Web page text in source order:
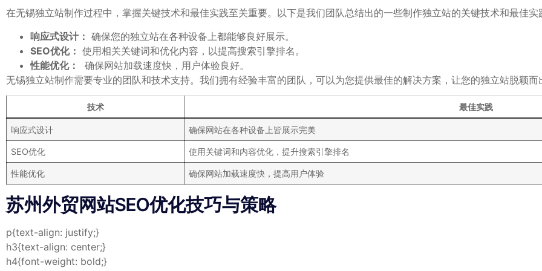
在无锡独立站制作过程中，掌握关键技术和最佳实践至关重要。以下是我们团队总结出的一些制作独立站的关键技术和最佳实
响应式设计： 确保您的独立站在各种设备上都能够良好展示。
SEO优化： 使用相关关键词和优化内容，以提高搜索引擎排名。
性能优化：
⁤ 确保网站加载速度快，用户体验良好。
无锡独立站制作需要专业的团队和技术支持。我们拥有经验丰富的团队，可以为您提供最佳的解决方案，让您的独立站脱颖而
技术 最佳实践
响应式设计 确保网站在各种设备上皆展示完美
SEO优化 使用关键词和内容优化，提升搜索引擎排名
性能优化 确保网站加载速度快，提高用户体验
苏州外贸网站SEO优化技巧与策略
p{text-align: justify;}
h3{text-align: center;}
h4{font-weight:‍ bold;}